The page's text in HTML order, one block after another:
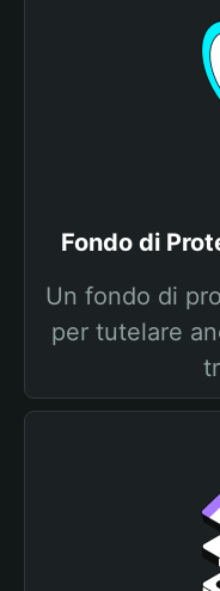
Fondo di
Un fondo di
per tutelare